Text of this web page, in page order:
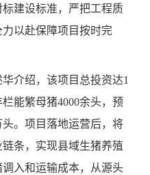
建设标准，严把工程质
以赴保障项目按时完
介绍，该项目总投资达1
能繁母猪4000余头，预
。项目落地运营后，将
条，实现县域生猪养殖
入和运输成本，从源头